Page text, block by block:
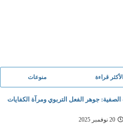
الأكثر قراءة منوعات
جوهر الفعل التربوي ومرآة الكفايات
20 نوفمبر 2025